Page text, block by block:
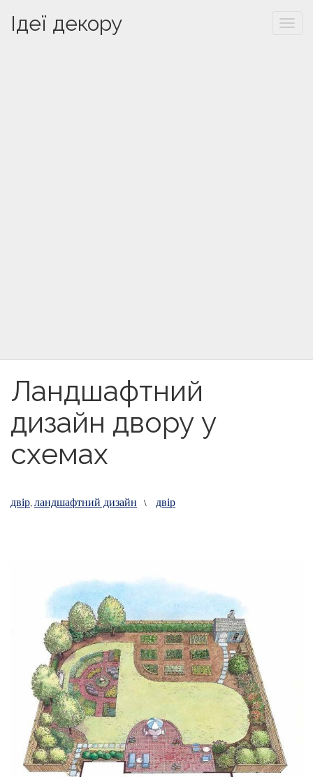
Ідеї декору
Ландшафтний
дизайн двору у
схемах
двір,ландшафтний дизайн \ двір